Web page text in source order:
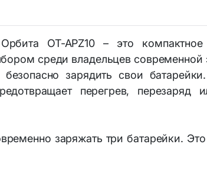
для
OT-APZ10 – это
среди владельцев современной
зарядить свои батарейки.
перегрев, перезаряд
заряжать три батарейки.